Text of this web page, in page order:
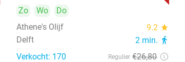
Zo Wo
Do
Athene's Olijf
9.2 star
Delft 2 min. directions_walk
Verkocht: 170 Regulier €26,80